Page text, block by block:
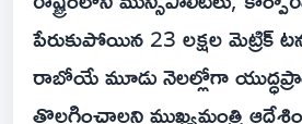
పేరుకుపోయిన 23 లక్షల మెట్రిక్
రాబోయే మూడు నెలల్లోగా
తొలగించాలని ముఖ్యమంత్రి